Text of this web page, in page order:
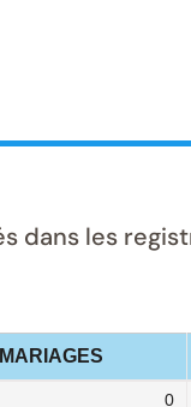
dans les
MARIAGES
0